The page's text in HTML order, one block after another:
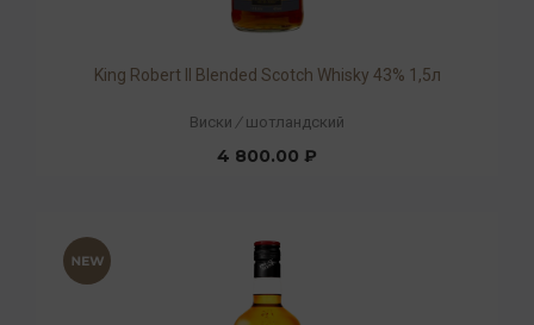
King Robert II Blended Scotch Whisky 43% 1,5л
Виски / шотландский
4 800.00 ₽